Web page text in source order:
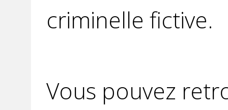
criminelle fictive.
Vous pouvez